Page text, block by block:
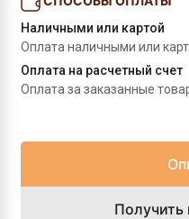
Наличными или картой
Оплата наличными или
Оплата на расчетный счет
Оплата за заказанные
Получить